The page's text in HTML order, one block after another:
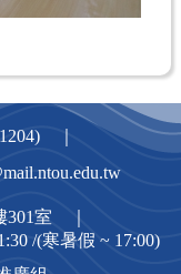
｜
301室 ｜
/(寒暑假 ~ 17:00)